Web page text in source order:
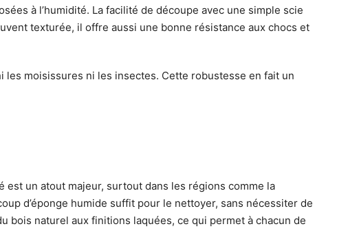
à l’humidité. La facilité de découpe avec une simple scie
texturée, il offre aussi une bonne résistance aux chocs et
moisissures ni les insectes. Cette robustesse en fait un
est un atout majeur, surtout dans les régions comme la
d’éponge humide suffit pour le nettoyer, sans nécessiter de
bois naturel aux finitions laquées, ce qui permet à chacun de